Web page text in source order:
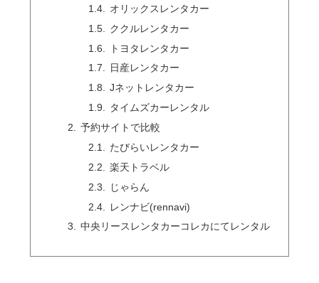
オリックスレンタカー
ククルレンタカー
トヨタレンタカー
日産レンタカー
Jネットレンタカー
タイムズカーレンタル
予約サイトで比較
たびらいレンタカー
楽天トラベル
じゃらん
レンナビ(rennavi)
中央リースレンタカーコレカにてレンタル